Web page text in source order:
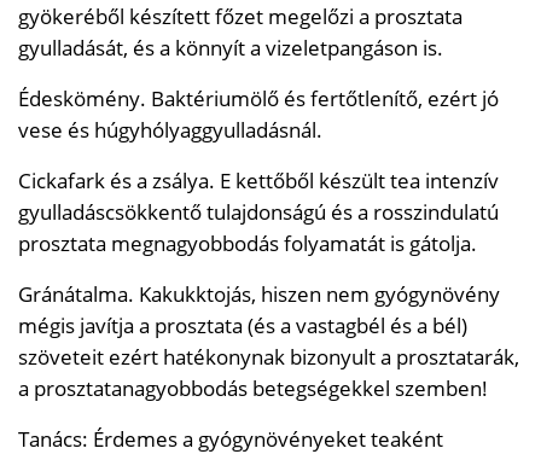
gyökeréből készített főzet megelőzi a prosztata
gyulladását, és a könnyít a vizeletpangáson is.
Édeskömény. Baktériumölő és fertőtlenítő, ezért jó
vese és húgyhólyaggyulladásnál.
Cickafark és a zsálya. E kettőből készült tea intenzív
gyulladáscsökkentő tulajdonságú és a rosszindulatú
prosztata megnagyobbodás folyamatát is gátolja.
Gránátalma. Kakukktojás, hiszen nem gyógynövény
mégis javítja a prosztata (és a vastagbél és a bél)
szöveteit ezért hatékonynak bizonyult a prosztatarák,
a prosztatanagyobbodás betegségekkel szemben!
Tanács: Érdemes a gyógynövényeket teaként